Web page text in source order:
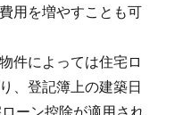
用を増やすことも可
件によっては住宅ロ
、登記簿上の建築日
ーン控除が適用され